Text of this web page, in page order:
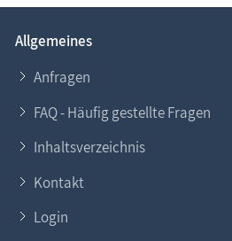
Allgemeines
Anfragen
FAQ - Häufig gestellte Fragen
Inhaltsverzeichnis
Kontakt
Login